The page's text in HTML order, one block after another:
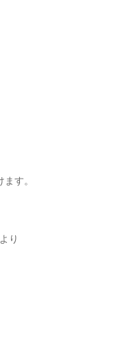
す。
り